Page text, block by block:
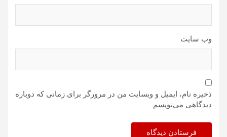
وب‌ سایت
ذخیره نام، ایمیل و وبسایت من در مرورگر برای زمانی که دوباره
دیدگاهی می‌نویسم.